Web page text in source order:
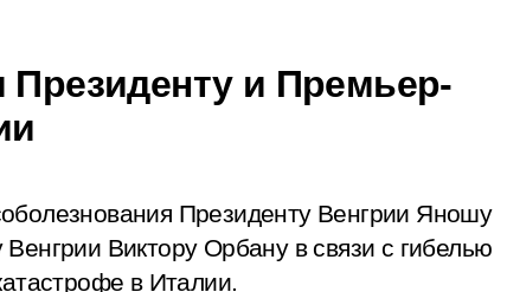
Президенту и Премьер-
Президенту Венгрии Яношу
Виктору Орбану в связи с гибелью
в Италии.